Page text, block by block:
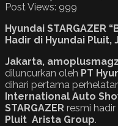
Post Views: 999
Hyundai STARGAZER
Hadir di Hyundai Pluit,
Jakarta,
diluncurkan oleh PT
dihari pertama
International Auto
STARGAZER resmi
Pluit Arista Group.